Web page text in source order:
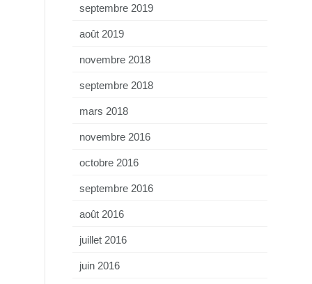
septembre 2019
août 2019
novembre 2018
septembre 2018
mars 2018
novembre 2016
octobre 2016
septembre 2016
août 2016
juillet 2016
juin 2016